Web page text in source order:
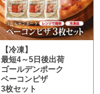
【冷凍】
最短4～5日後出荷
ゴールデンポーク
ベーコンピザ
3枚セット